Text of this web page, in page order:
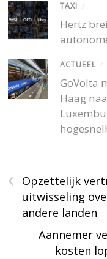
TAXI /
Hertz
ACTUEEL /
GoVolta
Haag
‹
Opzettelijk
uitwisseling
andere landen
Aannemer
kosten